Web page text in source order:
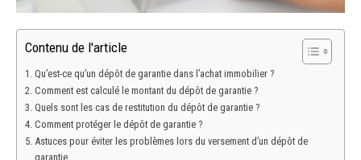
Contenu de l'article
Qu’est-ce qu’un dépôt de garantie dans l’achat immobilier ?
Comment est calculé le montant du dépôt de garantie ?
Quels sont les cas de restitution du dépôt de garantie ?
Comment protéger le dépôt de garantie ?
Astuces pour éviter les problèmes lors du versement d’un dépôt de
garantie